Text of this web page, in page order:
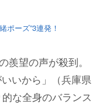
ポーズ”3連発！
羨望の声が殺到。
いから」（兵庫県
な全身のバランス